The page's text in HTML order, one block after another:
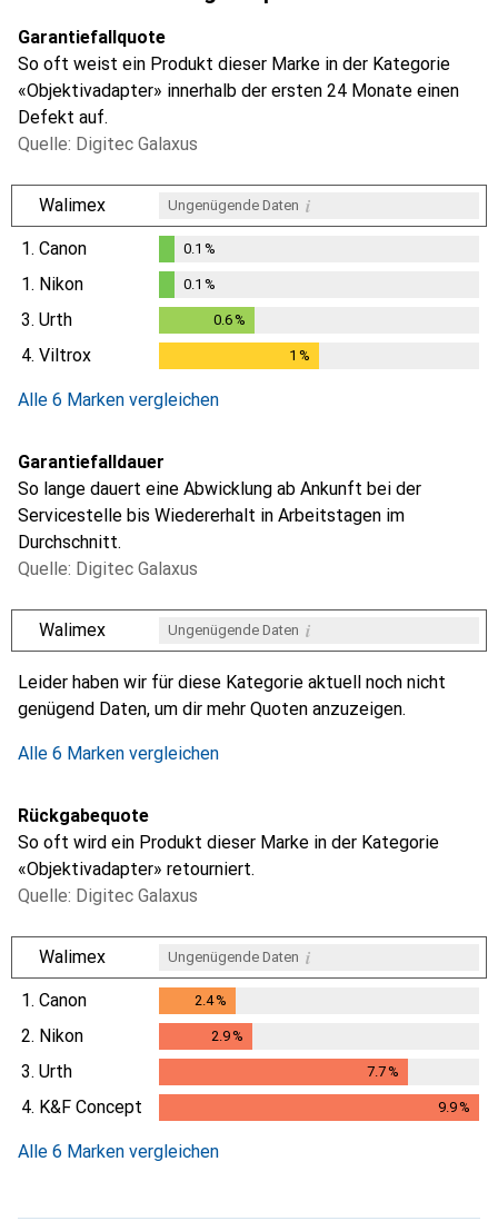
Garantiefallquote
So oft weist ein Produkt dieser Marke in der Kategorie
«Objektivadapter» innerhalb der ersten 24 Monate einen
Defekt auf.
Quelle: Digitec Galaxus
Walimex Ungenügende Daten i
1. Canon
%
0.1 %
1. Nikon
%
0.1 %
3. Urth 0.6 %
4. Viltrox 1 %
Alle 6 Marken vergleichen
Garantiefalldauer
So lange dauert eine Abwicklung ab Ankunft bei der
Servicestelle bis Wiedererhalt in Arbeitstagen im
Durchschnitt.
Quelle: Digitec Galaxus
Walimex Ungenügende Daten i
Leider haben wir für diese Kategorie aktuell noch nicht
genügend Daten, um dir mehr Quoten anzuzeigen.
Alle 6 Marken vergleichen
Rückgabequote
So oft wird ein Produkt dieser Marke in der Kategorie
«Objektivadapter» retourniert.
Quelle: Digitec Galaxus
Walimex Ungenügende Daten i
1. Canon 2.4%
2. Nikon 2.9%
3. Urth 7.7%
4. K&F Concept 9.9%
Alle 6 Marken vergleichen